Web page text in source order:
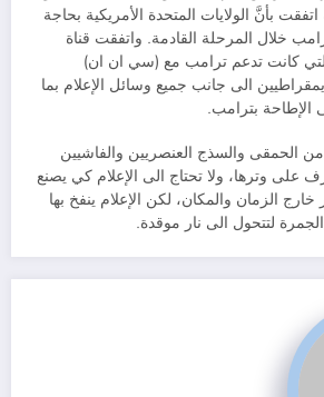
بأنَّ الولايات المتحدة الأمريكية بحاجة
خلال المرحلة القادمة. واتفقت قناة
كانت تدعم ترامب مع (سي ان ان)
الى جانب جميع وسائل الإعلام بما
الإطاحة بترامب.
الحمقى والسذج العنصريين والفاشيين
وترها، ولا تحتاج الى الإعلام كي يصنع
خارج الزمان والمكان، لكن الإعلام ينفخ بها
لتتحول الى نار موقدة.